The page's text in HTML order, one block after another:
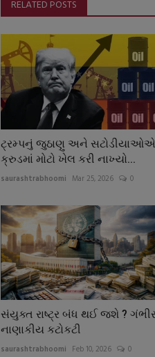
RELATED POSTS
ટ્રમ્પનું જુઠાણુ અને સટોડીયાઓએ
ક્રુડમાં મોટો ખેલ કરી નાખ્યો...
saurashtrabhoomi Mar 25, 2026 0
સંયુક્ત રાષ્ટ્ર બંધ થઈ જશે ? ગંભીર
નાણાકીય કટોકટી
saurashtrabhoomi Feb 10, 2026 0